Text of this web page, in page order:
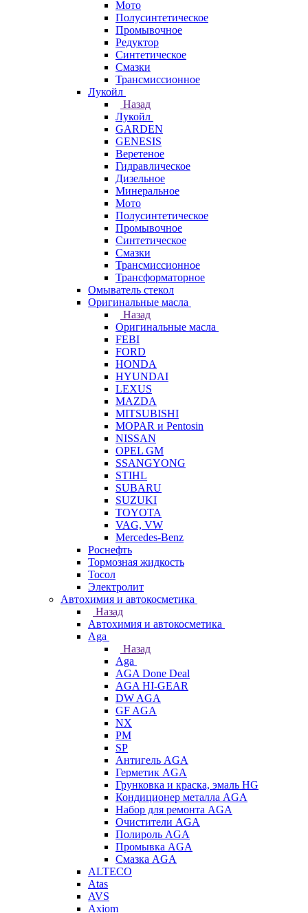
Мото
Полусинтетическое
Промывочное
Редуктор
Синтетическое
Смазки
Трансмиссионное
Лукойл
Назад
Лукойл
GARDEN
GENESIS
Веретеное
Гидравлическое
Дизельное
Минеральное
Мото
Полусинтетическое
Промывочное
Синтетическое
Смазки
Трансмиссионное
Трансформаторное
Омыватель стекол
Оригинальные масла
Назад
Оригинальные масла
FEBI
FORD
HONDA
HYUNDAI
LEXUS
MAZDA
MITSUBISHI
MOPAR и Pentosin
NISSAN
OPEL GM
SSANGYONG
STIHL
SUBARU
SUZUKI
TOYOTA
VAG, VW
Мercedes-Benz
Роснефть
Тормозная жидкость
Тосол
Электролит
Автохимия и автокосметика
Назад
Автохимия и автокосметика
Aga
Назад
Aga
AGA Done Deal
AGA HI-GEAR
DW AGA
GF AGA
NX
PM
SP
Антигель AGA
Герметик AGA
Грунковка и краска, эмаль HG
Кондиционер металла AGA
Набор для ремонта AGA
Очистители AGA
Полироль AGA
Промывка AGA
Смазка AGA
ALTECO
Atas
AVS
Axiom